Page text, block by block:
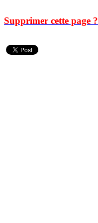
Supprimer cette page ?